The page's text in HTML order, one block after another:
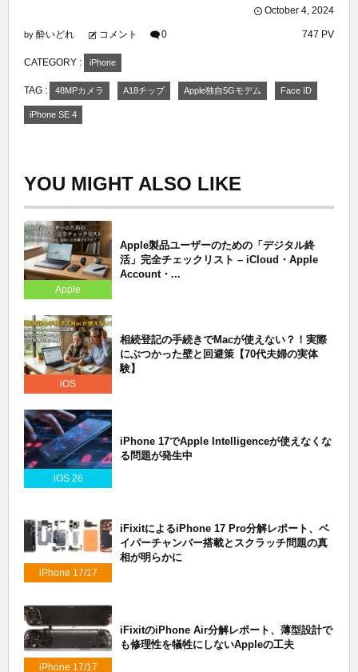
October 4, 2024
by 酔いどれ コメント 0 747 PV
CATEGORY : iPhone
TAG : 48MPカメラ A18チップ Apple独自5Gモデム Face ID
iPhone SE 4
YOU MIGHT ALSO LIKE
Apple
Apple製品ユーザーのための「デジタル終
活」完全チェックリスト – iCloud・Apple
Account・...
iOS
相続登記の手続きでMacが使えない？！実際
にぶつかった壁と回避策【70代夫婦の実体
験】
iOS 26
iPhone 17でApple Intelligenceが使えなくな
る問題が発生中
iPhone 17/17
iFixitによるiPhone 17 Pro分解レポート、ベ
イパーチャンバー搭載とスクラッチ問題の真
相が明らかに
iPhone 17/17
iFixitのiPhone Air分解レポート、薄型設計で
も修理性を犠牲にしないAppleの工夫